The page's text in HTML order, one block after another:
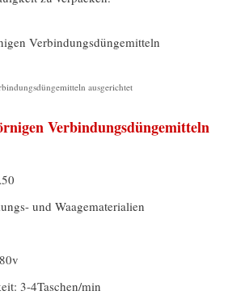
ausgerichtet
Verbindungsdüngemitteln
und Waagematerialien
3-4Taschen/min